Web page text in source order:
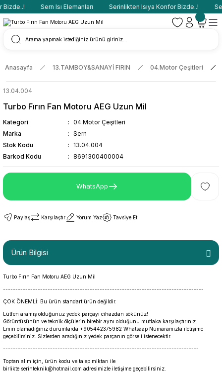
Sern Isı Elemanları Serinlikten Isıya Konfor Bizde..!
Anasayfa 13.TAMBOY&SANAYİ FIRIN 04.Motor Çeşitleri
13.04.004
Turbo Fırın Fan Motoru AEG Uzun Mil
Kategori
04.Motor Çeşitleri
Marka
Sern
Stok Kodu
13.04.004
Barkod Kodu
8691300400004
WhatsApp
Paylaş Karşılaştır Yorum Yaz Tavsiye Et
Ürün Bilgisi
Turbo Fırın Fan Motoru AEG Uzun Mil
---------------------------------------------------------------------------------
ÇOK ÖNEMLİ: Bu ürün standart ürün değildir.
Lütfen aramış olduğunuz yedek parçayı cihazdan sökünüz!
Görüntüsünün ve teknik ölçülerin birebir aynı olduğunu mutlaka karşılaştırınız.
Emin olamadığınız durumlarda +905442375982 Whatsaap Numaramızla iletişime
geçebilirsiniz. Sizlerden aradığınız yedek parçanın görseli istenecektir.
-------------------------------------------------------------------------------
Toptan alım için, ürün kodu ve talep miktarı ile
birlikte serinteknik@hotmail.com adresimizle iletişime geçebilirsiniz.